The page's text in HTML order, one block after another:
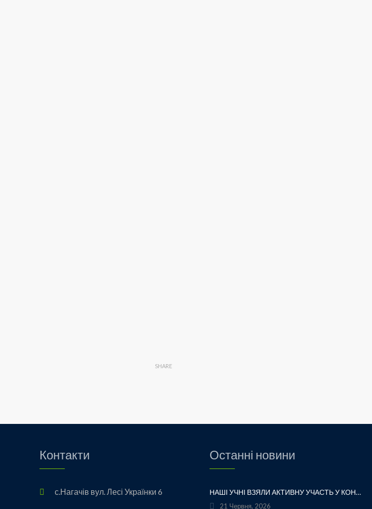
SHARE
Контакти
с.Нагачів вул. Лесі Українки 6
Останні новини
НАШІ УЧНІ ВЗЯЛИ АКТИВНУ УЧАСТЬ У КОНКУРСІ ТВОРЧОСТІ ЛЕСІ УКРАЇНКИ «ХТО ЛЮБИТЬ УКРАЇНСЬКЕ СЛОВО» ТА БУЛИ ВІДЗНАЧЕНІ ПОДЯКАМИ ЗА СВОЮ СТАРАННІСТЬ, ТВОРЧІСТЬ І ЛЮБОВ ДО РІДНОГО СЛОВА.УРОЧИСТЕ ВРУЧЕННЯ НАГОРОД ВІДБУЛОСЯ ПІД ЧАС ФЕСТИВАЛЮ «УКРАЇНКА FEST» НА МАЛЬОВНИЧОМУ БЕРЕЗІ ЯВОРІВСЬКОГО МОРЯ. ЦЕ БУЛА ЧУДОВА НАГОДА ЩЕ РАЗ ДОТОРКНУТИСЯ ДО ТВОРЧОЇ СПАДЩИНИ ВЕЛИКОЇ УКРАЇНСЬКОЇ ПОЕТЕСИ, ВІДЧУТИ СИЛУ УКРАЇНСЬКОГО СЛОВА ТА ГОРДІСТЬ ЗА НАШИХ ТАЛАНОВИТИХ ДІТЕЙ.ВІТАЄМО УЧАСНИКІВ І БАЖАЄМО ЇМ НОВИХ ТВОРЧИХ ЗВЕРШЕНЬ!«НІ! Я ЖИВА! Я БУДУ ВІЧНО ЖИТИ! Я В СЕРЦІ МАЮ ТЕ, ЩО НЕ ВМИРАЄ». — ЛЕСЯ УКРАЇНКА
21 Червня, 2026